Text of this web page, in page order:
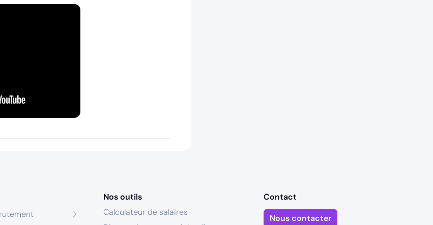
Nos outils
Calculateur de salaires
Contact
Nous contacter